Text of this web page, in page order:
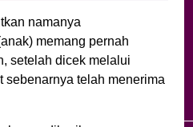
namanya
memang pernah
setelah dicek melalui
sebenarnya telah menerima